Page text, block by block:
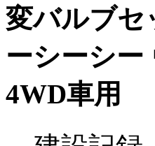
変バルブセ
ーシーシー
4WD車用